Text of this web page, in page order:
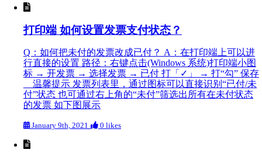
打印端 如何设置发票支付状态？
Q：如何把未付的发票改成已付？ A：在打印端上可以进
行直接的设置 路径：右键点击(Windows 系统)打印端小图
标 → 开发票 → 选择发票 → 已付 打「✓」 → 打“勾” 保存
温馨提示 发票列表里，通过图标可以直接识别“已付/未
付”状态 也可通过右上角的“未付”筛选出所有在未付状态
的发票 如下图展示
January 9th, 2021 0 likes